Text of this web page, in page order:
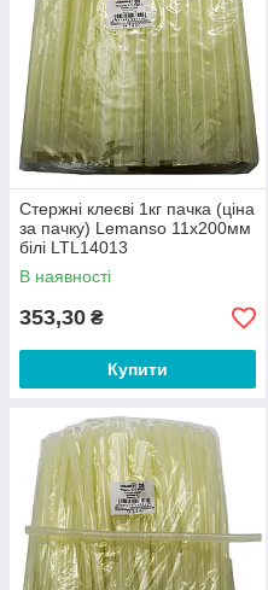
Стержні клеєві 1кг пачка (ціна
за пачку) Lemanso 11x200мм
білі LTL14013
В наявності
353,30 ₴
Купити